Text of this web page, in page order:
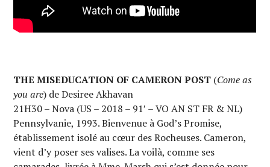
THE MISEDUCATION OF CAMERON POST (Come as
you are) de Desiree Akhavan
21H30 – Nova (US – 2018 – 91′ – VO AN ST FR & NL)
Pennsylvanie, 1993. Bienvenue à God’s Promise,
établissement isolé au cœur des Rocheuses. Cameron,
vient d’y poser ses valises. La voilà, comme ses